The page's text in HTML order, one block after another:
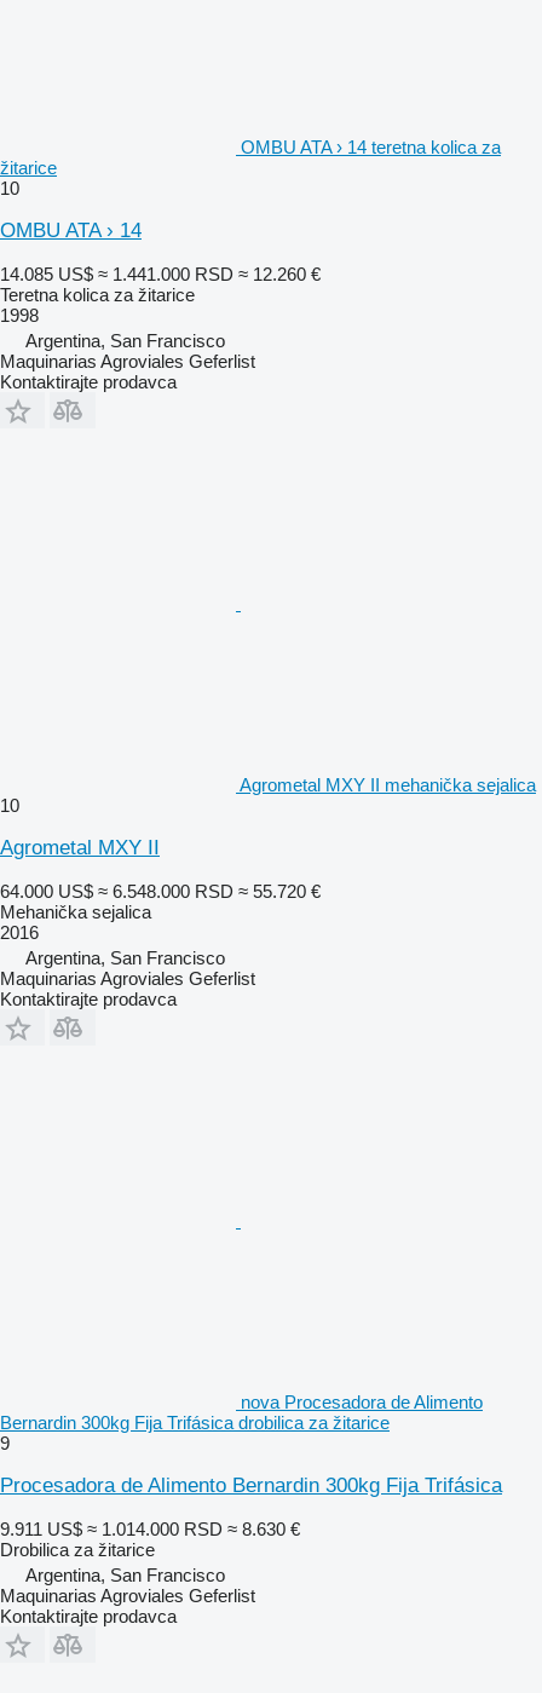
OMBU ATA › 14 teretna kolica za
žitarice
10
OMBU ATA › 14
14.085 US$ ≈ 1.441.000 RSD ≈ 12.260 €
Teretna kolica za žitarice
1998
Argentina, San Francisco
Maquinarias Agroviales Geferlist
Kontaktirajte prodavca
Agrometal MXY II mehanička sejalica
10
Agrometal MXY II
64.000 US$ ≈ 6.548.000 RSD ≈ 55.720 €
Mehanička sejalica
2016
Argentina, San Francisco
Maquinarias Agroviales Geferlist
Kontaktirajte prodavca
nova Procesadora de Alimento
Bernardin 300kg Fija Trifásica drobilica za žitarice
9
Procesadora de Alimento Bernardin 300kg Fija Trifásica
9.911 US$ ≈ 1.014.000 RSD ≈ 8.630 €
Drobilica za žitarice
Argentina, San Francisco
Maquinarias Agroviales Geferlist
Kontaktirajte prodavca